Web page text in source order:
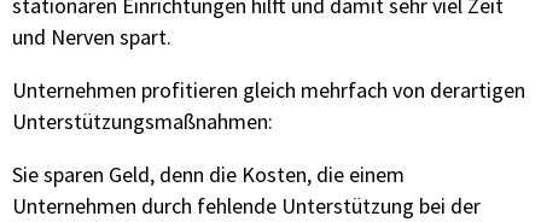
stationären Einrichtungen hilft und damit sehr viel Zeit
und Nerven spart.
Unternehmen profitieren gleich mehrfach von derartigen
Unterstützungsmaßnahmen:
Sie sparen Geld, denn die Kosten, die einem
Unternehmen durch fehlende Unterstützung bei der